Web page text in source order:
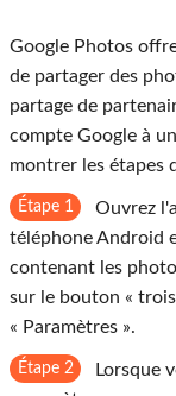
Google Photos
de partager des
partage de
compte Google à
montrer les étapes
Étape 1
Ouvrez
téléphone Android
contenant les
sur le bouton «
« Paramètres ».
Étape 2
Lorsque